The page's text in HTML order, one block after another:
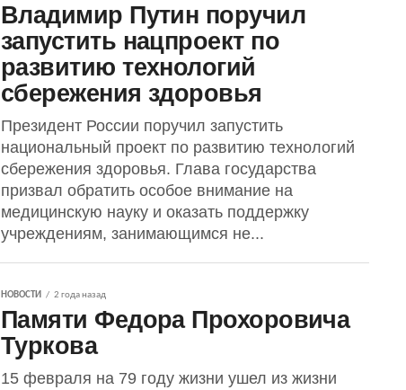
Владимир Путин поручил
запустить нацпроект по
развитию технологий
сбережения здоровья
Президент России поручил запустить
национальный проект по развитию технологий
сбережения здоровья. Глава государства
призвал обратить особое внимание на
медицинскую науку и оказать поддержку
учреждениям, занимающимся не...
НОВОСТИ 2 года назад
Памяти Федора Прохоровича
Туркова
15 февраля на 79 году жизни ушел из жизни